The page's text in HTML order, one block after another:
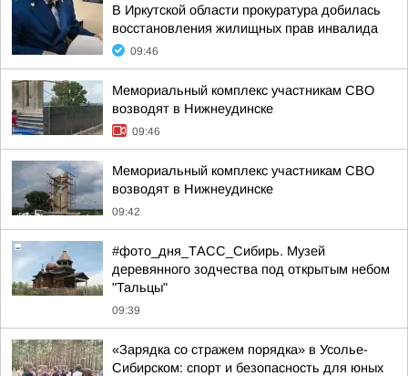
В Иркутской области прокуратура добилась
восстановления жилищных прав инвалида
09:46
Мемориальный комплекс участникам СВО
возводят в Нижнеудинске
09:46
Мемориальный комплекс участникам СВО
возводят в Нижнеудинске
09:42
#фото_дня_ТАСС_Сибирь. Музей
деревянного зодчества под открытым небом
"Тальцы"
09:39
«Зарядка со стражем порядка» в Усолье-
Сибирском: спорт и безопасность для юных